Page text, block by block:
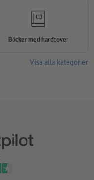
Böcker med hardcover
Visa alla kategorier